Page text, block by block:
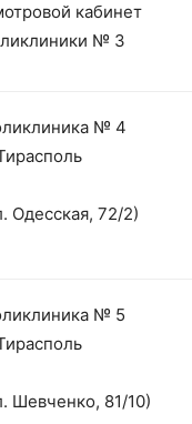
кабинет
№ 3
№ 4
Одесская, 72/2)
№ 5
Шевченко, 81/10)